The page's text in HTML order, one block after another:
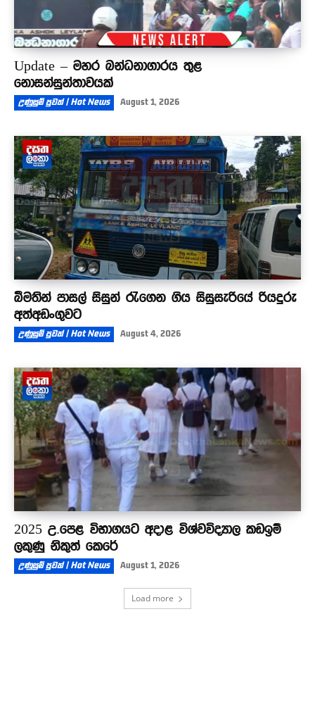
Update – මහර බන්ධනාගාරය තුළ
නොසන්සුන්තාවයක්
උණුසුම් පුවත් | Hot News August 1, 2026
බීමතින් පාසල් සිසුන් රැගෙන ගිය සිසුසැරියේ රියදුරු
අත්අඩංගුවට
උණුසුම් පුවත් | Hot News August 4, 2026
2025 උ.පෙළ විභාගයට අදාළ විශ්වවිද්‍යාල කඩඉම්
ලකුණු නිකුත් කෙරේ
උණුසුම් පුවත් | Hot News August 1, 2026
Load more